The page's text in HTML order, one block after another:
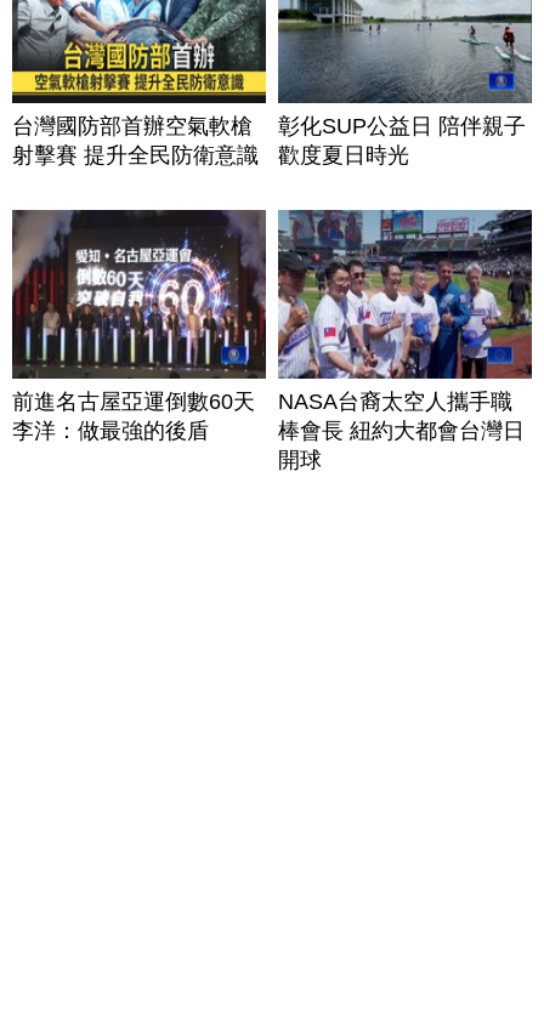
台灣國防部首辦空氣軟槍
射擊賽 提升全民防衛意識
彰化SUP公益日 陪伴親子
歡度夏日時光
前進名古屋亞運倒數60天
李洋：做最強的後盾
NASA台裔太空人攜手職
棒會長 紐約大都會台灣日
開球